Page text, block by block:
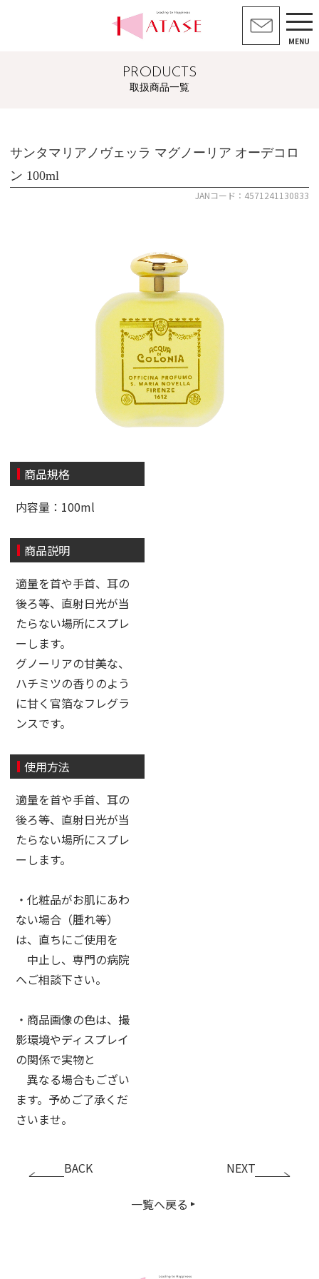
MENU
PRODUCTS
取扱商品一覧
サンタマリアノヴェッラ マグノーリア オーデコロ
ン 100ml
JANコード：4571241130833
商品規格
内容量：100ml
商品説明
適量を首や手首、耳の
後ろ等、直射日光が当
たらない場所にスプレ
ーします。
グノーリアの甘美な、
ハチミツの香りのよう
に甘く官箔なフレグラ
ンスです。
使用方法
適量を首や手首、耳の
後ろ等、直射日光が当
たらない場所にスプレ
ーします。
・化粧品がお肌にあわ
ない場合（腫れ等）
は、直ちにご使用を
中止し、専門の病院
へご相談下さい。
・商品画像の色は、撮
影環境やディスプレイ
の関係で実物と
異なる場合もござい
ます。予めご了承くだ
さいませ。
BACK
一覧へ戻る
NEXT